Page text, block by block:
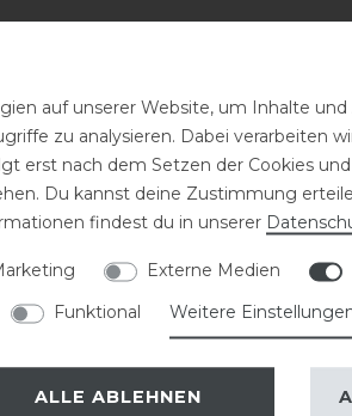
Pflege
Tuch abwischen
die Reinigung
das Anziehen
damit das
auf unserer Website, um Inhalte
zu analysieren. Dabei verarbeiten
erst nach dem Setzen der Cookies
Du kannst deine Zustimmung
findest du in unserer
Externe Medien
Funktional Weitere
ALLE ABLEHNEN